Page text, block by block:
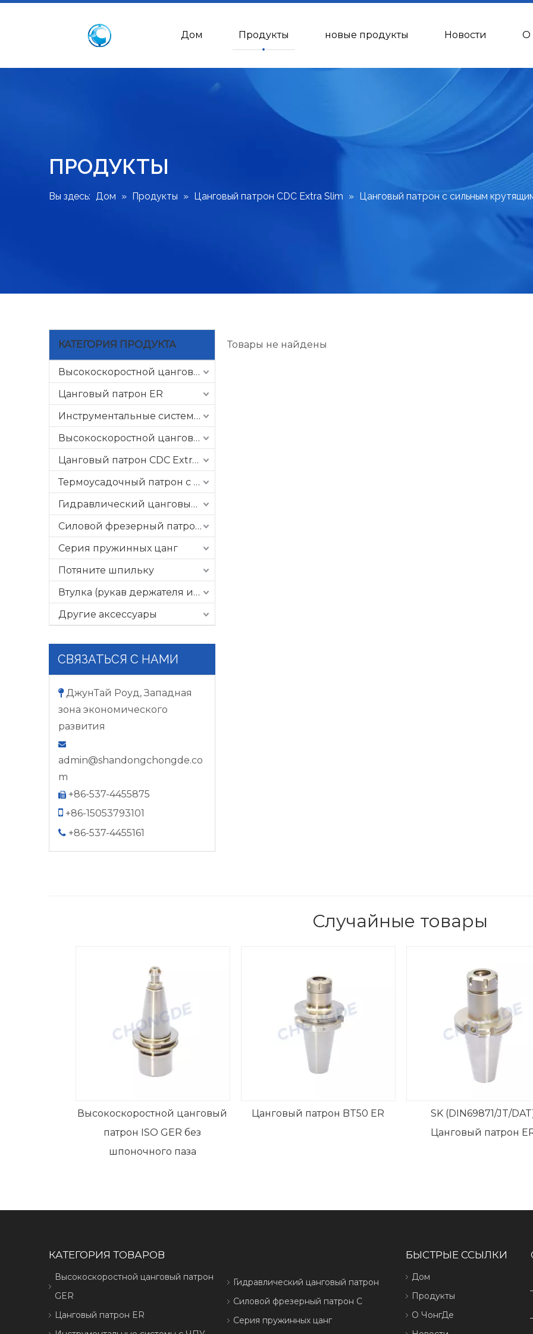
Дом Продукты новые продукты Новости О
ПРОДУКТЫ
Вы здесь: Дом » Продукты » Цанговый патрон CDC Extra Slim » Цанговый патрон с сильным
КАТЕГОРИЯ ПРОДУКТА
Высокоскоростной цанговый патрон GER
Цанговый патрон ER
Инструментальные системы с ЧПУ
Высокоскоростной цанговый патрон CSK
Цанговый патрон CDC Extra Slim
Термоусадочный патрон с ЧПУ
Гидравлический цанговый патрон
Силовой фрезерный патрон C
Серия пружинных цанг
Потяните шпильку
Втулка (рукав держателя инструмента)
Другие аксессуары
СВЯЗАТЬСЯ С НАМИ
ДжунТай Роуд, Западная
зона экономического
развития

admin@shandongchongde.co
m
 +86-537-4455875
 +86-15053793101
 +86-537-4455161
Товары не найдены
Случайные товары
Высокоскоростной цанговый
патрон ISO GER без
шпоночного паза
Цанговый патрон BT50 ER
SK (DIN69871/JT/
Цанговый патрон
КАТЕГОРИЯ ТОВАРОВ
Высокоскоростной цанговый патрон
GER
Цанговый патрон ER
Гидравлический цанговый патрон
Силовой фрезерный патрон C
Серия пружинных цанг
БЫСТРЫЕ ССЫЛКИ
Дом
Продукты
О ЧонгДе